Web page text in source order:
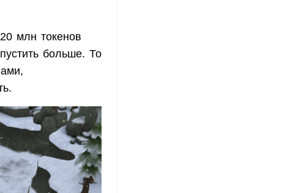
млн токенов
больше. То